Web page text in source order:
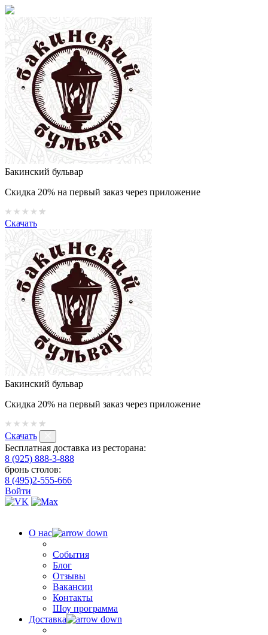
Бакинский бульвар
Скидка 20% на первый заказ через приложение
Скачать
Бакинский бульвар
Скидка 20% на первый заказ через приложение
Скачать
Бесплатная доставка из ресторана:
8 (925) 888-3-888
бронь столов:
8 (495)2-555-666
Войти
О нас
События
Блог
Отзывы
Вакансии
Контакты
Шоу программа
Доставка